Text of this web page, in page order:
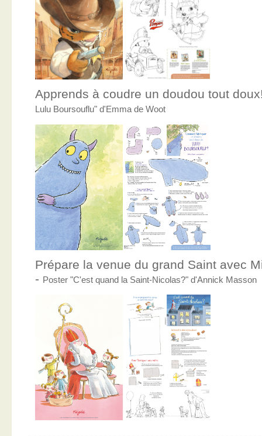
Apprends à coudre un doudou tout
Lulu Boursouflu" d'Emma de Woot
Prépare la venue du grand Saint avec
- Poster "C'est quand la Saint-Nicolas?" d'Annick Masson